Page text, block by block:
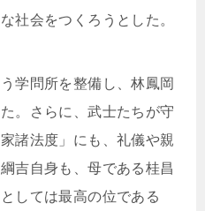
社会をつくろうとした。
学問所を整備し、林鳳岡
。さらに、武士たちが守
諸法度」にも、礼儀や親
吉自身も、母である桂昌
しては最高の位である